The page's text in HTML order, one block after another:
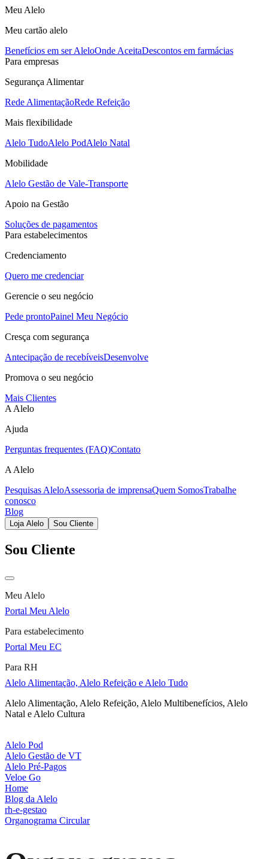
Meu Alelo
Meu cartão alelo
Benefícios em ser AleloOnde AceitaDescontos em farmácias
Para empresas
Segurança Alimentar
Rede AlimentaçãoRede Refeição
Mais flexibilidade
Alelo TudoAlelo PodAlelo Natal
Mobilidade
Alelo Gestão de Vale-Transporte
Apoio na Gestão
Soluções de pagamentos
Para estabelecimentos
Credenciamento
Quero me credenciar
Gerencie o seu negócio
Pede prontoPainel Meu Negócio
Cresça com segurança
Antecipação de recebíveisDesenvolve
Promova o seu negócio
Mais Clientes
A Alelo
Ajuda
Perguntas frequentes (FAQ)Contato
A Alelo
Pesquisas AleloAssessoria de imprensaQuem SomosTrabalhe
conosco
Blog
Loja Alelo Sou Cliente
Sou Cliente
Meu Alelo
Portal Meu Alelo
Para estabelecimento
Portal Meu EC
Para RH
Alelo Alimentação, Alelo Refeição e Alelo Tudo
Alelo Alimentação, Alelo Refeição, Alelo Multibenefícios, Alelo
Natal e Alelo Cultura
Alelo Pod
Alelo Gestão de VT
Alelo Pré-Pagos
Veloe Go
Home
Blog da Alelo
rh-e-gestao
Organograma Circular